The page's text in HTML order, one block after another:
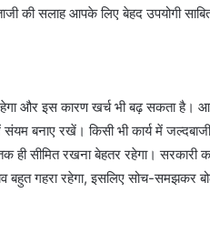
की सलाह आपके लिए बेहद उपयोगी
और इस कारण खर्च भी बढ़ सकता है।
संयम बनाए रखें। किसी भी कार्य में
सीमित रखना बेहतर रहेगा। सरकारी
बहुत गहरा रहेगा, इसलिए सोच-समझकर